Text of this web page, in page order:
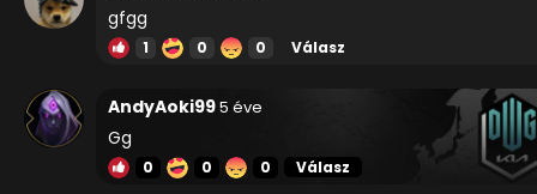
gfgg
1 0 0 Válasz
AndyAoki995 éve
Gg
0 0 0 Válasz